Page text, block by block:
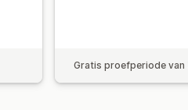
Gratis proefperiode van